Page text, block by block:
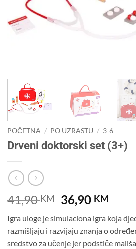
POČETNA / PO UZRASTU / 3-6
Drveni doktorski set (3+)
41,90KM
Original
price
was:
41,90 KM.
36,90 KM
is:
Igra uloge je simulaciona igra koja
razmišljaju i razvijaju znanja o
sredstvo za učenje jer podstiče